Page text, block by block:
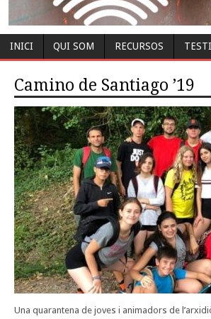
INICI QUI SOM RECURSOS
Camino de Santiago ’19
Una quarantena de joves i animadors de